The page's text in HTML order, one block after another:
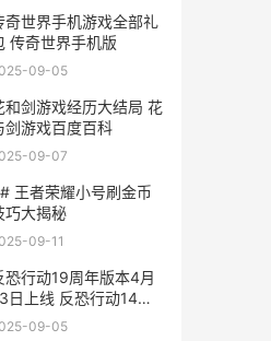
奇世界手机游戏全部礼
传奇世界手机版
09-05
和剑游戏经历大结局 花
剑游戏百度百科
09-07
王者荣耀小号刷金币
巧大揭秘
09-11
恐行动19周年版本4月
日上线 反恐行动14周
09-05